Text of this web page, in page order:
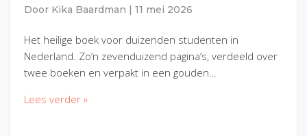
Door Kika Baardman 11 mei 2026
Het heilige boek voor duizenden studenten in
Nederland. Zo’n zevenduizend pagina’s, verdeeld over
twee boeken en verpakt in een gouden…
Lees verder »